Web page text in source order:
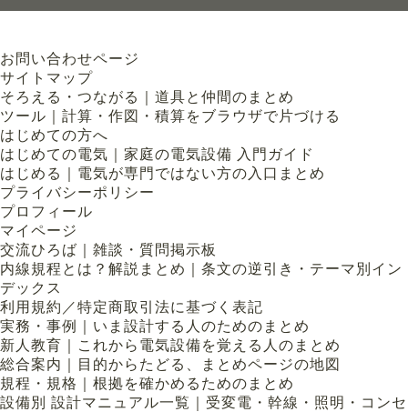
お問い合わせページ
サイトマップ
そろえる・つながる｜道具と仲間のまとめ
ツール｜計算・作図・積算をブラウザで片づける
はじめての方へ
はじめての電気｜家庭の電気設備 入門ガイド
はじめる｜電気が専門ではない方の入口まとめ
プライバシーポリシー
プロフィール
マイページ
交流ひろば｜雑談・質問掲示板
内線規程とは？解説まとめ｜条文の逆引き・テーマ別イン
デックス
利用規約／特定商取引法に基づく表記
実務・事例｜いま設計する人のためのまとめ
新人教育｜これから電気設備を覚える人のまとめ
総合案内｜目的からたどる、まとめページの地図
規程・規格｜根拠を確かめるためのまとめ
設備別 設計マニュアル一覧｜受変電・幹線・照明・コンセ